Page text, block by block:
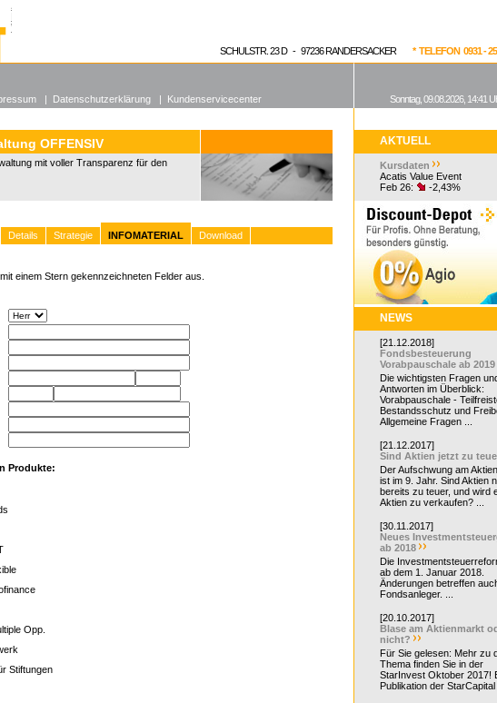
Alle offenen Fonds
Wieso Hedgefonds?
SCHULSTR. 23 D - 97236 RANDERSACKER * TELEFON 0931 -
OFFENSIV
mit voller Transparenz für den
Details Strategie INFOMATERIAL Download
einem Stern gekennzeichneten Felder aus.
Produkte:
Opp.
Stiftungen
AKTUELL
Kursdaten
Acatis Value Event
Feb 26:
-2,43%
NEWS
[21.12.2018]
Fondsbesteuerung
Vorabpauschale ab 2019
Die wichtigsten Fragen
Antworten im Überblick:
Vorabpauschale -
Bestandsschutz und
Allgemeine Fragen ...
[21.12.2017]
Sind Aktien jetzt zu
Der Aufschwung am
ist im 9. Jahr. Sind Aktien
bereits zu teuer, und wird
Aktien zu verkaufen? ...
[30.11.2017]
Neues
ab 2018
Die
ab dem 1. Januar 2018.
Änderungen betreffen
Fondsanleger. ...
[20.10.2017]
Blase am Aktienmarkt
nicht?
Für Sie gelesen: Mehr zu
Thema finden Sie in der
StarInvest Oktober 2017!
Publikation der StarCapital
| Datenschutzerklärung | Kundenservicecenter Sonntag, 09.08.2026, 14:41